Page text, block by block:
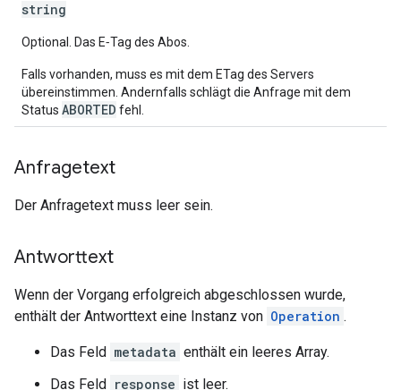
string
Optional. Das E‑Tag des Abos.
Falls vorhanden, muss es mit dem ETag des Servers
übereinstimmen. Andernfalls schlägt die Anfrage mit dem
Status ABORTED fehl.
Anfragetext
Der Anfragetext muss leer sein.
Antworttext
Wenn der Vorgang erfolgreich abgeschlossen wurde,
enthält der Antworttext eine Instanz von Operation .
Das Feld metadata enthält ein leeres Array.
Das Feld response ist leer.